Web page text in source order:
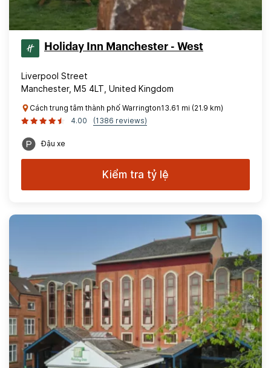
Holiday Inn Manchester - West
Liverpool Street
Manchester, M5 4LT, United Kingdom
Cách trung tâm thành phố Warrington13.61 mi (21.9 km)
4.00
(1386 reviews)
Đậu xe
Kiểm tra tỷ lệ